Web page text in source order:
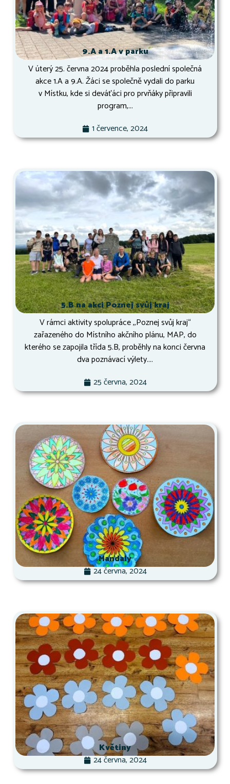
9.A a 1.A v parku
V úterý 25. června 2024 proběhla poslední společná
akce 1.A a 9.A. Žáci se společně vydali do parku
v Místku, kde si deváťáci pro prvňáky připravili
program,...
1 července, 2024
5.B na akci Poznej svůj kraj
V rámci aktivity spolupráce ,,Poznej svůj kraj“
zařazeného do Místního akčního plánu, MAP, do
kterého se zapojila třída 5.B, proběhly na konci června
dva poznávací výlety....
25 června, 2024
Mandaly
24 června, 2024
Květiny
24 června, 2024